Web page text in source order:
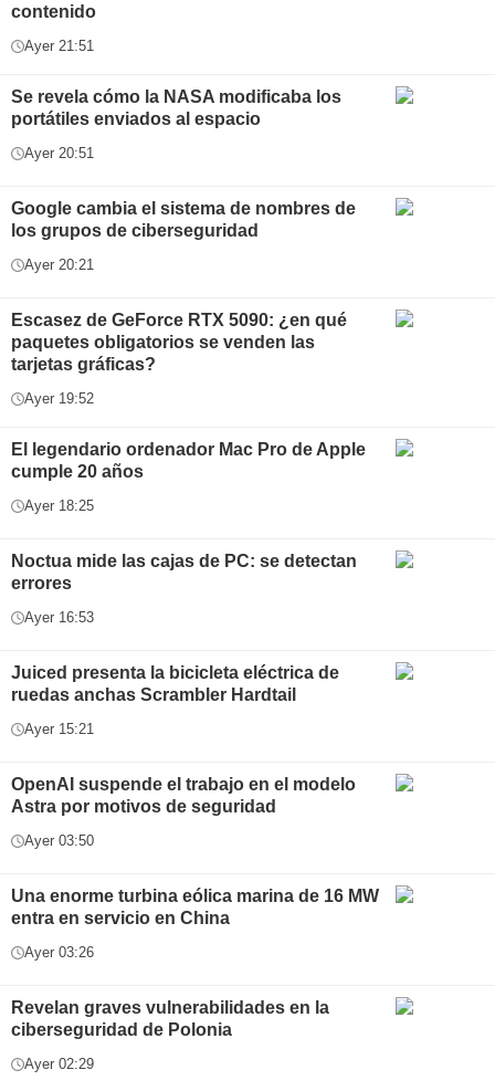
contenido
Ayer 21:51
Se revela cómo la NASA modificaba los
portátiles enviados al espacio
Ayer 20:51
Google cambia el sistema de nombres de
los grupos de ciberseguridad
Ayer 20:21
Escasez de GeForce RTX 5090: ¿en qué
paquetes obligatorios se venden las
tarjetas gráficas?
Ayer 19:52
El legendario ordenador Mac Pro de Apple
cumple 20 años
Ayer 18:25
Noctua mide las cajas de PC: se detectan
errores
Ayer 16:53
Juiced presenta la bicicleta eléctrica de
ruedas anchas Scrambler Hardtail
Ayer 15:21
OpenAI suspende el trabajo en el modelo
Astra por motivos de seguridad
Ayer 03:50
Una enorme turbina eólica marina de 16 MW
entra en servicio en China
Ayer 03:26
Revelan graves vulnerabilidades en la
ciberseguridad de Polonia
Ayer 02:29